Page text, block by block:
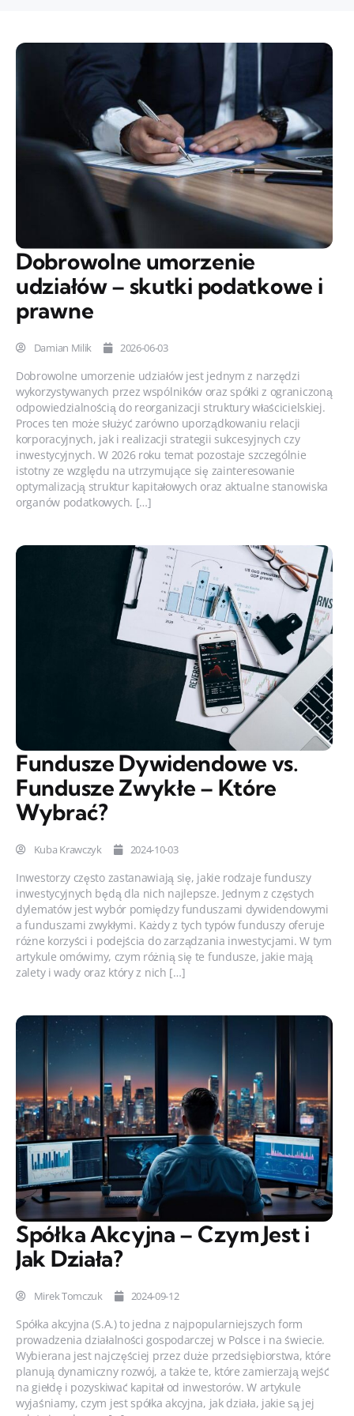
Dobrowolne umorzenie
udziałów – skutki podatkowe i
prawne
Damian Milik 2026-06-03
Dobrowolne umorzenie udziałów jest jednym z narzędzi
wykorzystywanych przez wspólników oraz spółki z ograniczoną
odpowiedzialnością do reorganizacji struktury właścicielskiej.
Proces ten może służyć zarówno uporządkowaniu relacji
korporacyjnych, jak i realizacji strategii sukcesyjnych czy
inwestycyjnych. W 2026 roku temat pozostaje szczególnie
istotny ze względu na utrzymujące się zainteresowanie
optymalizacją struktur kapitałowych oraz aktualne stanowiska
organów podatkowych. […]
Fundusze Dywidendowe vs.
Fundusze Zwykłe – Które
Wybrać?
Kuba Krawczyk 2024-10-03
Inwestorzy często zastanawiają się, jakie rodzaje funduszy
inwestycyjnych będą dla nich najlepsze. Jednym z częstych
dylematów jest wybór pomiędzy funduszami dywidendowymi
a funduszami zwykłymi. Każdy z tych typów funduszy oferuje
różne korzyści i podejścia do zarządzania inwestycjami. W tym
artykule omówimy, czym różnią się te fundusze, jakie mają
zalety i wady oraz który z nich […]
Spółka Akcyjna – Czym Jest i
Jak Działa?
Mirek Tomczuk 2024-09-12
Spółka akcyjna (S.A.) to jedna z najpopularniejszych form
prowadzenia działalności gospodarczej w Polsce i na świecie.
Wybierana jest najczęściej przez duże przedsiębiorstwa, które
planują dynamiczny rozwój, a także te, które zamierzają wejść
na giełdę i pozyskiwać kapitał od inwestorów. W artykule
wyjaśniamy, czym jest spółka akcyjna, jak działa, jakie są jej